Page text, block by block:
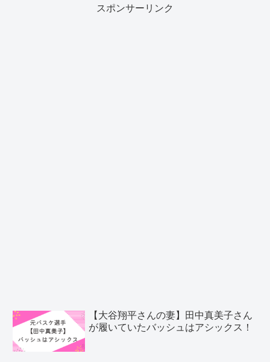
スポンサーリンク
【大谷翔平さんの妻】田中真美子さん
が履いていたバッシュはアシックス！